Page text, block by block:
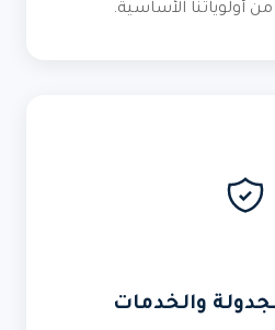
أولوياتنا الأساسية.
والخدمات